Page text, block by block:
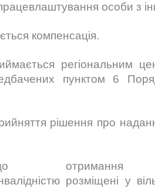
особи з
компенсація.
регіональним
пунктом 6
рішення про
отримання
розміщені у